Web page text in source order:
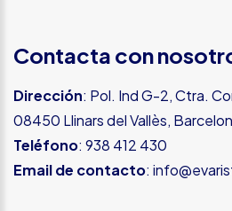
Contacta con
Dirección: Pol. Ind G-2, Ctra.
08450 Llinars del Vallès,
Teléfono: 938 412 430
Email de contacto: